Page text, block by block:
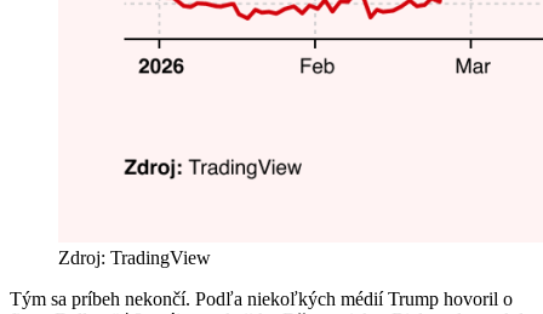
Zdroj: TradingView
Tým sa príbeh nekončí. Podľa niekoľkých médií Trump hovoril o